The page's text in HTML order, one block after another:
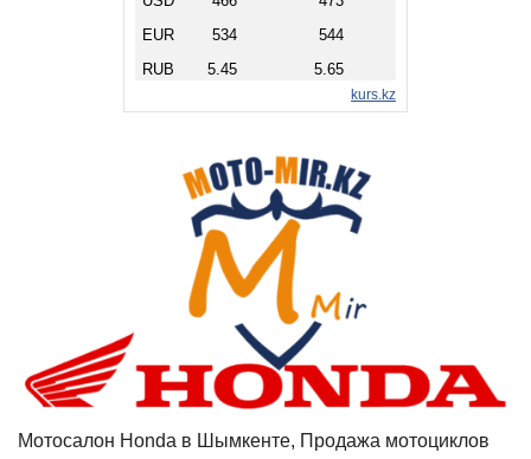
Мотосалон Honda в Шымкенте, Продажа мотоциклов